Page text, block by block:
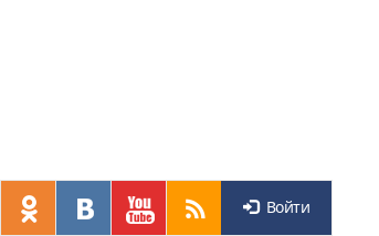
Войти